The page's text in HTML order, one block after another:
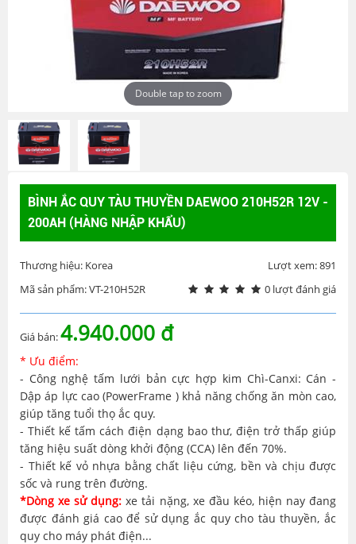
Double tap to zoom
BÌNH ẮC QUY TÀU THUYỀN DAEWOO 210H52R 12V -
200AH (HÀNG NHẬP KHẨU)
Thương hiệu: Korea
Lượt xem: 891
Mã sản phẩm: VT-210H52R
0 lượt đánh giá
Giá bán:4.940.000 đ
* Ưu điểm:
- Công nghệ tấm lưới bản cực hợp kim Chì-Canxi: Cán -
Dập áp lực cao (PowerFrame ) khả năng chống ăn mòn cao,
giúp tăng tuổi thọ ắc quy.
- Thiết kế tấm cách điện dạng bao thư, điện trở thấp giúp
tăng hiệu suất dòng khởi động (CCA) lên đến 70%.
- Thiết kế vỏ nhựa bằng chất liệu cứng, bền và chịu được
sốc và rung trên đường.
*Dòng xe sử dụng:xe tải nặng, xe đầu kéo, hiện nay đang
được đánh giá cao để sử dụng ắc quy cho tàu thuyền, ắc
quy cho máy phát điện...